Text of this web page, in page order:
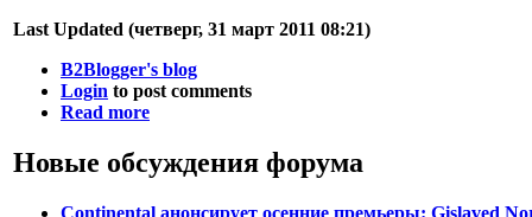
Last Updated (четверг, 31 март 2011 08:21)
B2Blogger's blog
Login to post comments
Read more
Новые обсуждения форума
Continental анонсирует осенние премьеры: Gislaved